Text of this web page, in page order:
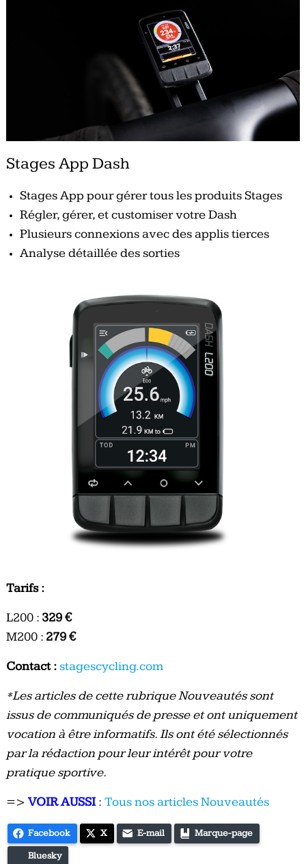
Stages App Dash
Stages App pour gérer tous les produits Stages
Régler, gérer, et customiser votre Dash
Plusieurs connexions avec des applis tierces
Analyse détaillée des sorties
Tarifs :
L200 : 329 €
M200 : 279 €
Contact :stagescycling.com
*Les articles de cette rubrique Nouveautés sont
issus de communiqués de presse et ont uniquement
vocation à être informatifs. Ils ont été sélectionnés
par la rédaction pour leur intérêt pour votre
pratique sportive.
=>VOIR AUSSI : Tous nos articles Nouveautés
Facebook X E-mail Marque-page
Bluesky